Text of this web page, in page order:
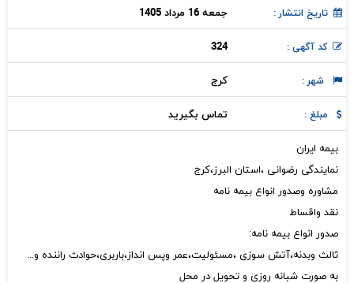
تاریخ انتشار : جمعه 16 مرداد 1405
کد آگهی : 324
شهر : كرج
مبلغ : تماس بگیرید
بیمه ایران
نمایندگی رضوانی ،استان البرز،کرج
مشاوره وصدور انواع بیمه نامه
نقد واقساط
صدور انواع بیمه نامه:
ثالث وبدنه،آتش سوزی ،مسئولیت،عمر وپس انداز،باربری،حوادث راننده و...
به صورت شبانه روزی و تحویل در محل